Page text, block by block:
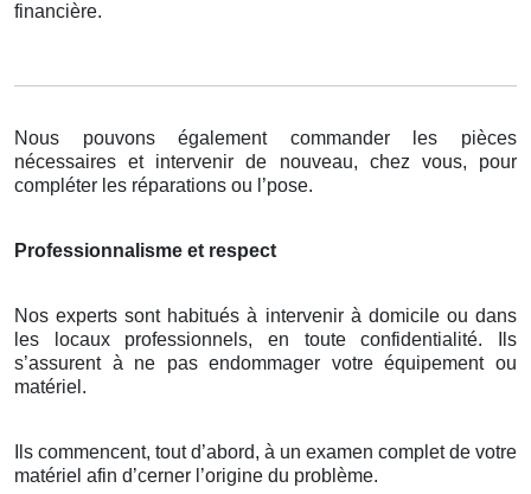
financière.
Nous pouvons également commander les pièces
nécessaires et intervenir de nouveau, chez vous, pour
compléter les réparations ou l’pose.
Professionnalisme et respect
Nos experts sont habitués à intervenir à domicile ou dans
les locaux professionnels, en toute confidentialité. Ils
s’assurent à ne pas endommager votre équipement ou
matériel.
Ils commencent, tout d’abord, à un examen complet de votre
matériel afin d’cerner l’origine du problème.